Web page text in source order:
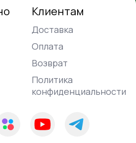
Клиентам
Доставка
Оплата
Возврат
Политика
конфиденциальности